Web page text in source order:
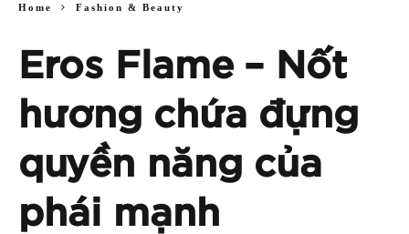
Home Fashion & Beauty
Eros Flame – Nốt
hương chứa đựng
quyền năng của
phái mạnh